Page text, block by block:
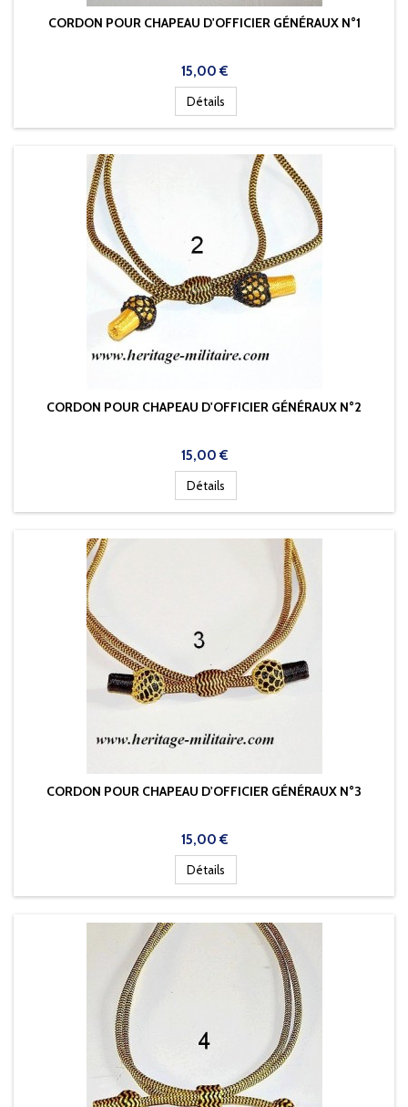
CORDON POUR CHAPEAU D'OFFICIER GÉNÉRAUX N°1
Prix
15,00 €
Détails
CORDON POUR CHAPEAU D'OFFICIER GÉNÉRAUX N°2
Prix
15,00 €
Détails
CORDON POUR CHAPEAU D'OFFICIER GÉNÉRAUX N°3
Prix
15,00 €
Détails